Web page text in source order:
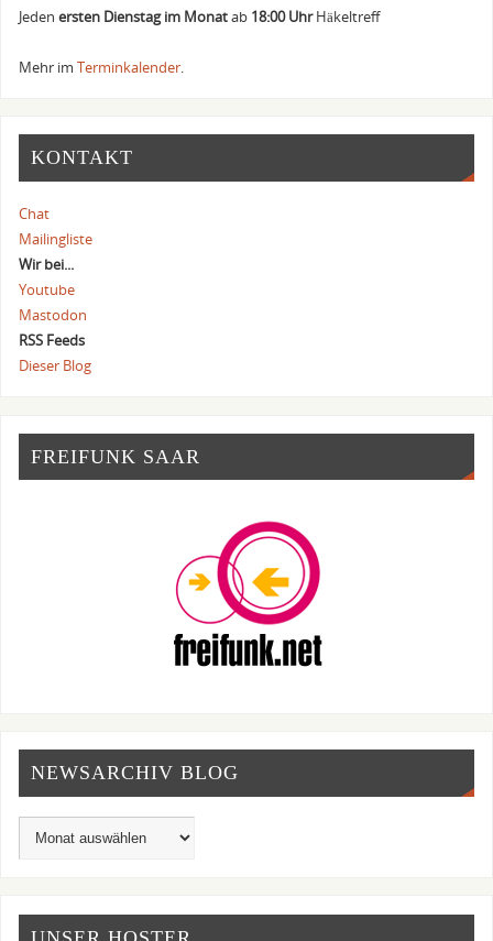
Jedenersten Dienstag im Monatab 18:00 UhrHäkeltreff
Mehr imTerminkalender.
KONTAKT
Chat
Mailingliste
Wir bei...
Youtube
Mastodon
RSS Feeds
Dieser Blog
FREIFUNK SAAR
NEWSARCHIV BLOG